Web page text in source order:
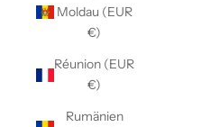
Moldau (EUR
€)
Réunion (EUR
€)
Rumänien